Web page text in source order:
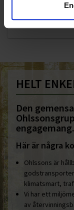
010-45 00 200​
HELT
Den
engagemang.
Här är några
Ohlssons är
klimatsmart,
Vi har ett
av